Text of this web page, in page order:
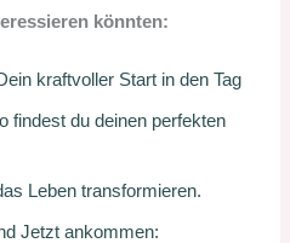
könnten:
kraftvoller Start in den Tag
findest du deinen perfekten
Leben transformieren.
Jetzt ankommen: